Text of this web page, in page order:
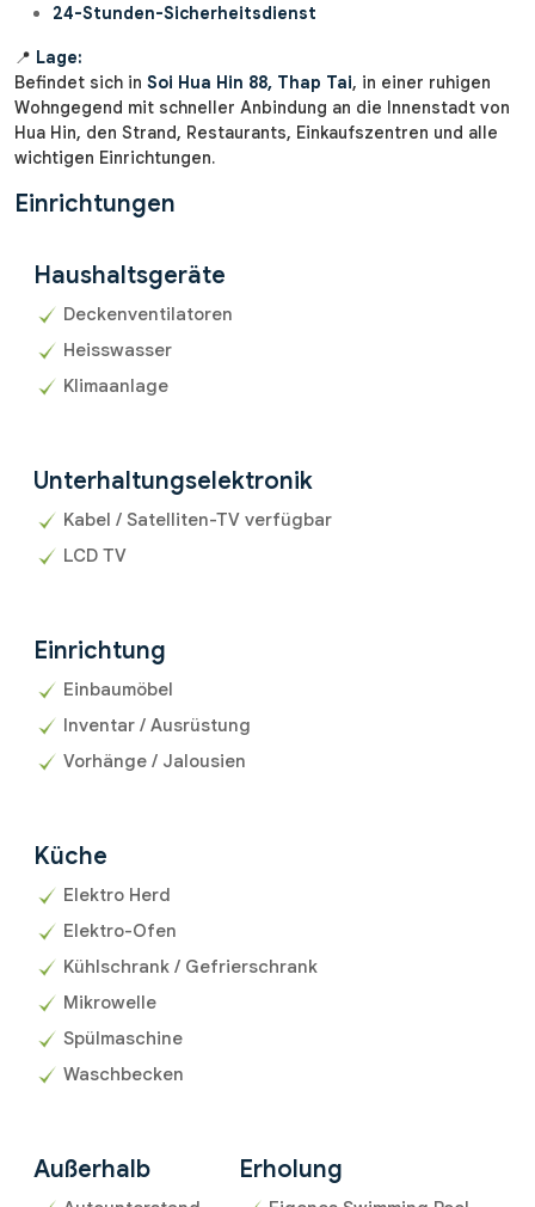
24-Stunden-Sicherheitsdienst
📍 Lage:
Befindet sich in Soi Hua Hin 88, Thap Tai, in einer ruhigen
Wohngegend mit schneller Anbindung an die Innenstadt von
Hua Hin, den Strand, Restaurants, Einkaufszentren und alle
wichtigen Einrichtungen.
Einrichtungen
Haushaltsgeräte
Deckenventilatoren
Heisswasser
Klimaanlage
Unterhaltungselektronik
Kabel / Satelliten-TV verfügbar
LCD TV
Einrichtung
Einbaumöbel
Inventar / Ausrüstung
Vorhänge / Jalousien
Küche
Elektro Herd
Elektro-Ofen
Kühlschrank / Gefrierschrank
Mikrowelle
Spülmaschine
Waschbecken
Außerhalb Erholung